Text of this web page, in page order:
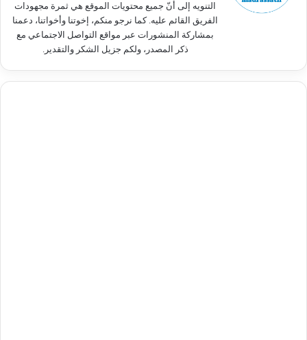
التنويه إلى أنّ جميع محتويات الموقع هي ثمرة مجهودات
الفريق القائم عليه. كما نرجو منكم، إخوتنا وأخواتنا، دعمنا
بمشاركة المنشورات عبر مواقع التواصل الاجتماعي مع
ذكر المصدر، ولكم جزيل الشكر والتقدير.